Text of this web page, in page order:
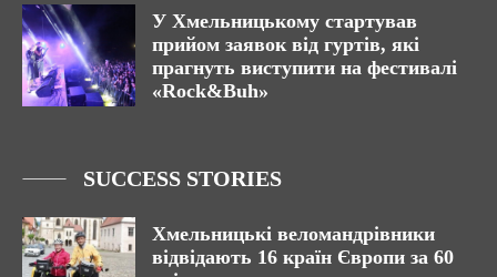
У Хмельницькому стартував
прийом заявок від гуртів, які
прагнуть виступити на фестивалі
«Rock&Buh»
SUCCESS STORIES
Хмельницькі веломандрівники
відвідають 16 країн Європи за 60